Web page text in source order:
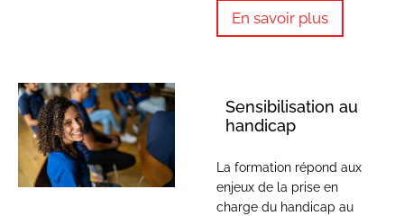
En savoir plus
Sensibilisation au
handicap
La formation répond aux
enjeux de la prise en
charge du handicap au